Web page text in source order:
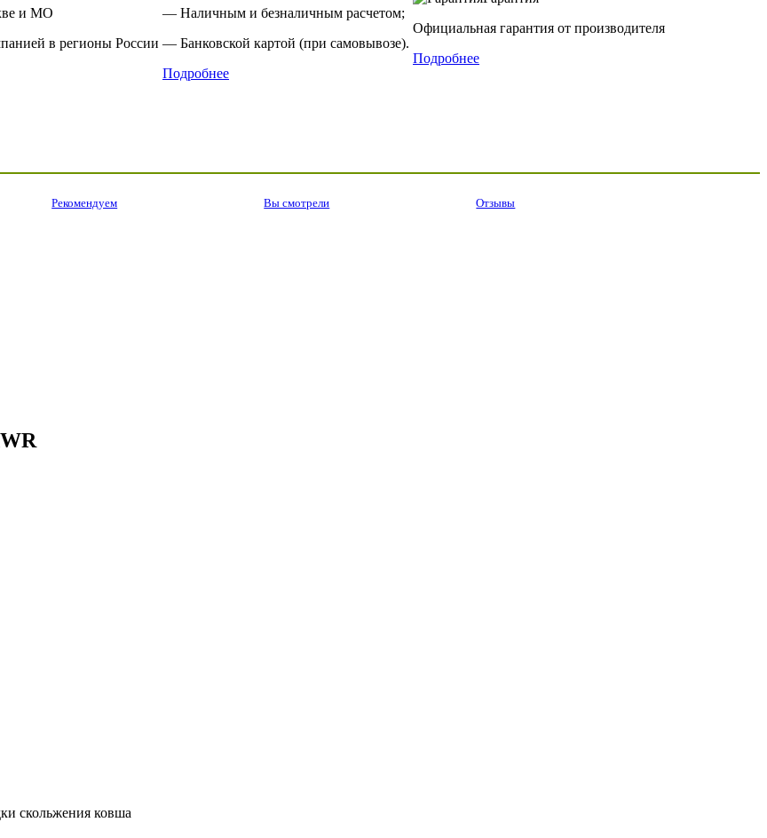
и МО
в регионы России
— Наличным и безналичным расчетом;
— Банковской картой (при самовывозе).
Подробнее
Официальная гарантия от производителя
Подробнее
Рекомендуем Вы смотрели Отзывы
скольжения ковша